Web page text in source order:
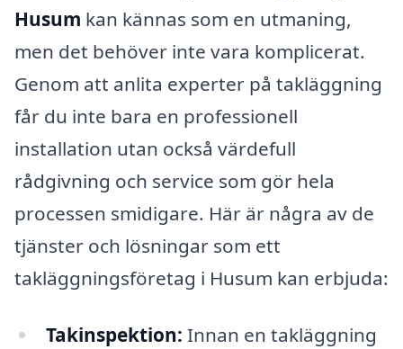
Husum kan kännas som en utmaning,
men det behöver inte vara komplicerat.
Genom att anlita experter på takläggning
får du inte bara en professionell
installation utan också värdefull
rådgivning och service som gör hela
processen smidigare. Här är några av de
tjänster och lösningar som ett
takläggningsföretag i Husum kan erbjuda:
Takinspektion: Innan en takläggning